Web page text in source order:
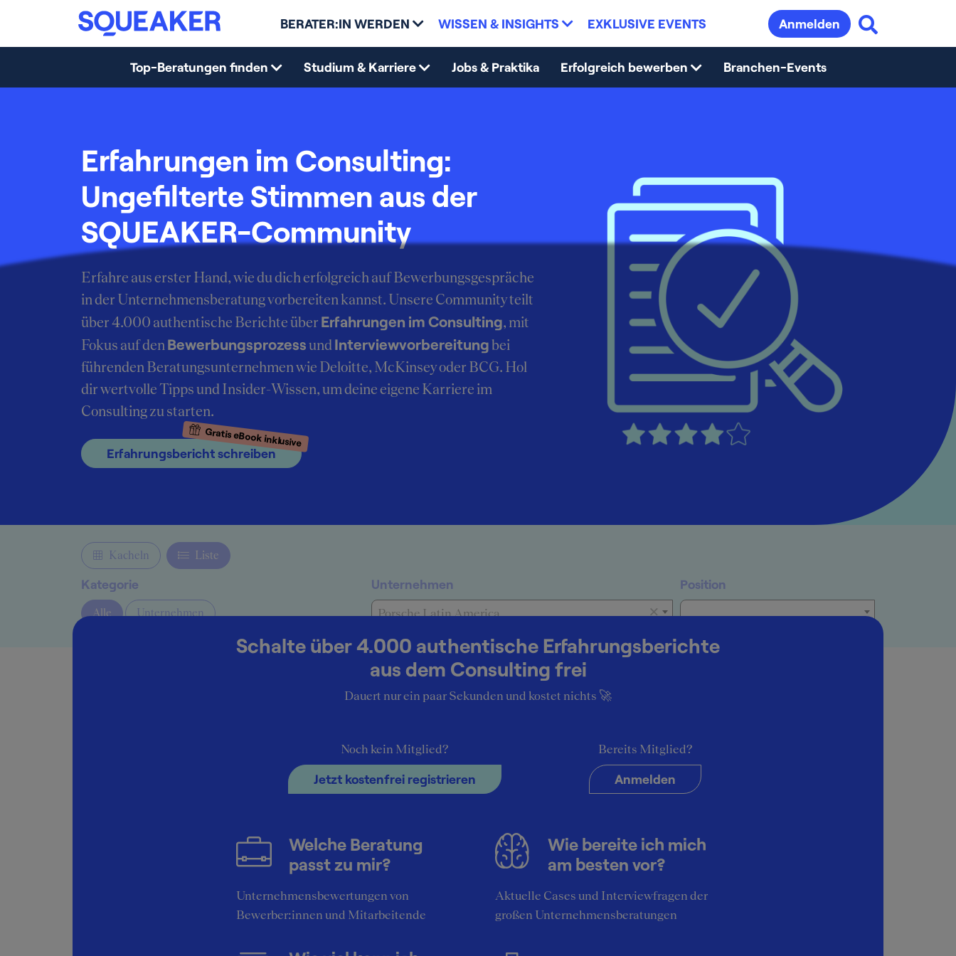
BERATER:IN WERDEN WISSEN & INSIGHTS EXKLUSIVE EVENTS Anmelden
Top-Beratungen finden Studium & Karriere Jobs & Praktika Erfolgreich bewerben Branchen-Events
Erfahrungen im Consulting:
Ungefilterte Stimmen aus der
SQUEAKER-Community
Erfahre aus erster Hand, wie du dich erfolgreich auf Bewerbungsgespräche
in der Unternehmensberatung vorbereiten kannst. Unsere Community teilt
über 4.000 authentische Berichte über Erfahrungen im Consulting, mit
Fokus auf den Bewerbungsprozessund Interviewvorbereitungbei
führenden Beratungsunternehmen wie Deloitte, McKinsey oder BCG. Hol
dir wertvolle Tipps und Insider-Wissen, um deine eigene Karriere im
Consulting zu starten.
Erfahrungsbericht schreiben
Gratis eBook inklusive
Kacheln Liste
Kategorie
Alle Unternehmen
Unternehmen
×
Porsche Latin America
Position
Porsche Latin America (Finance & IT)
Intern Finance Admin & IT
Schalte über 4.000 authentische Erfahrungsberichte
aus dem Consulting frei
Dauert nur ein paar Sekunden und kostet nichts 🚀
Noch kein Mitglied?
Jetzt kostenfrei registrieren
Bereits Mitglied?
Anmelden
Welche Beratung
passt zu mir?
Unternehmensbewertungen von
Bewerber:innen und Mitarbeitende
Wie bereite ich mich
am besten vor?
Aktuelle Cases und Interviewfragen der
großen Unternehmensberatungen